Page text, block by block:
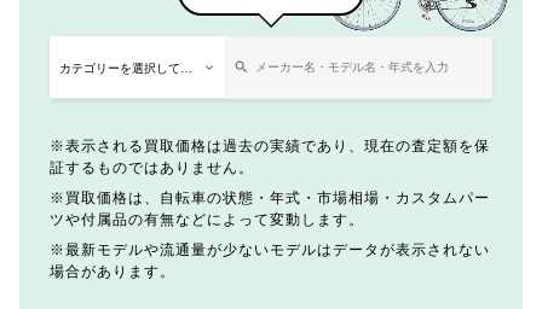
表示される買取価格は過去の実績であり、現在の査定額を保
証するものではありません。
買取価格は、自転車の状態・年式・市場相場・カスタムパー
ツや付属品の有無などによって変動します。
最新モデルや流通量が少ないモデルはデータが表示されない
場合があります。